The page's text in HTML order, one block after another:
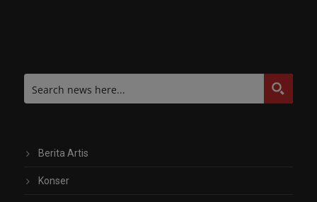
Berita Artis
Konser